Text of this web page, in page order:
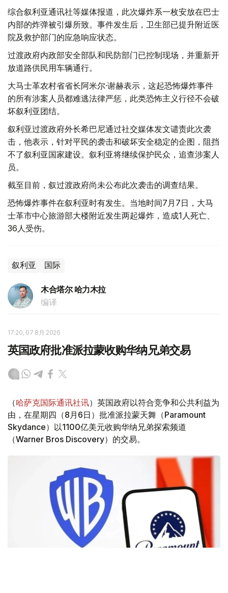
综合叙利亚通讯社等媒体报道，此次爆炸系一枚安放在巴士
内部的炸弹被引爆所致。事件发生后，卫生部已提升附近医
院及救护部门的应急响应状态。
过渡政府内政部安全部队和民防部门已控制现场，并重新开
放道路供民用车辆通行。
大马士革农村省省长阿米尔·谢赫表示，这起恐怖爆炸事件
的所有涉案人员都难逃法律严惩，此类恐怖主义行径不会破
坏叙利亚团结。
叙利亚过渡政府外长希巴尼通过社交媒体发文谴责此次袭
击，他表示，针对平民的袭击和破坏安全稳定的企图，阻挡
不了叙利亚国家建设。叙利亚将继续保护民众，追查涉案人
员。
截至目前，叙过渡政府尚未公布此次袭击的调查结果。
恐怖爆炸事件在叙利亚时有发生。当地时间7月7日，大马
士革市中心旅游部大楼附近发生两起爆炸，造成1人死亡、
36人受伤。
叙利亚 国际
木合塔尔 哈力木拉
编译
17:20, 07 8月 2026
英国政府批准派拉蒙收购华纳兄弟交易
（哈萨克国际通讯社讯）英国政府以符合竞争和公共利益为
由，在星期四（8月6日）批准派拉蒙天舞（Paramount
Skydance）以1100亿美元收购华纳兄弟探索频道
（Warner Bros Discovery）的交易。